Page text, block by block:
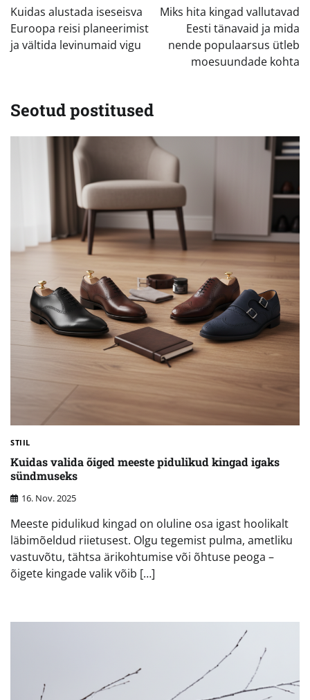
Kuidas alustada iseseisva
Euroopa reisi planeerimist
ja vältida levinumaid vigu
Miks hita kingad vallutavad
Eesti tänavaid ja mida
nende populaarsus ütleb
moesuundade kohta
Seotud postitused
STIIL
Kuidas valida õiged meeste pidulikud kingad igaks
sündmuseks
16. Nov. 2025
Meeste pidulikud kingad on oluline osa igast hoolikalt
läbimõeldud riietusest. Olgu tegemist pulma, ametliku
vastuvõtu, tähtsa ärikohtumise või õhtuse peoga –
õigete kingade valik võib […]